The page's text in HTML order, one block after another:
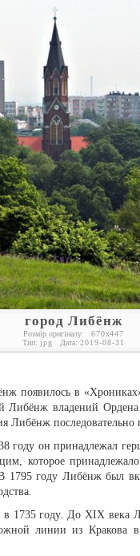
город Либёнж
Розмір оригіналу: 670x447
Тип: jpg Дата: 2019-08-31
появилось в
Либёнж владений
Либёнж
году он принадлежал
которое
1795 году Либёнж был
1735 году. До XIX века
линии из